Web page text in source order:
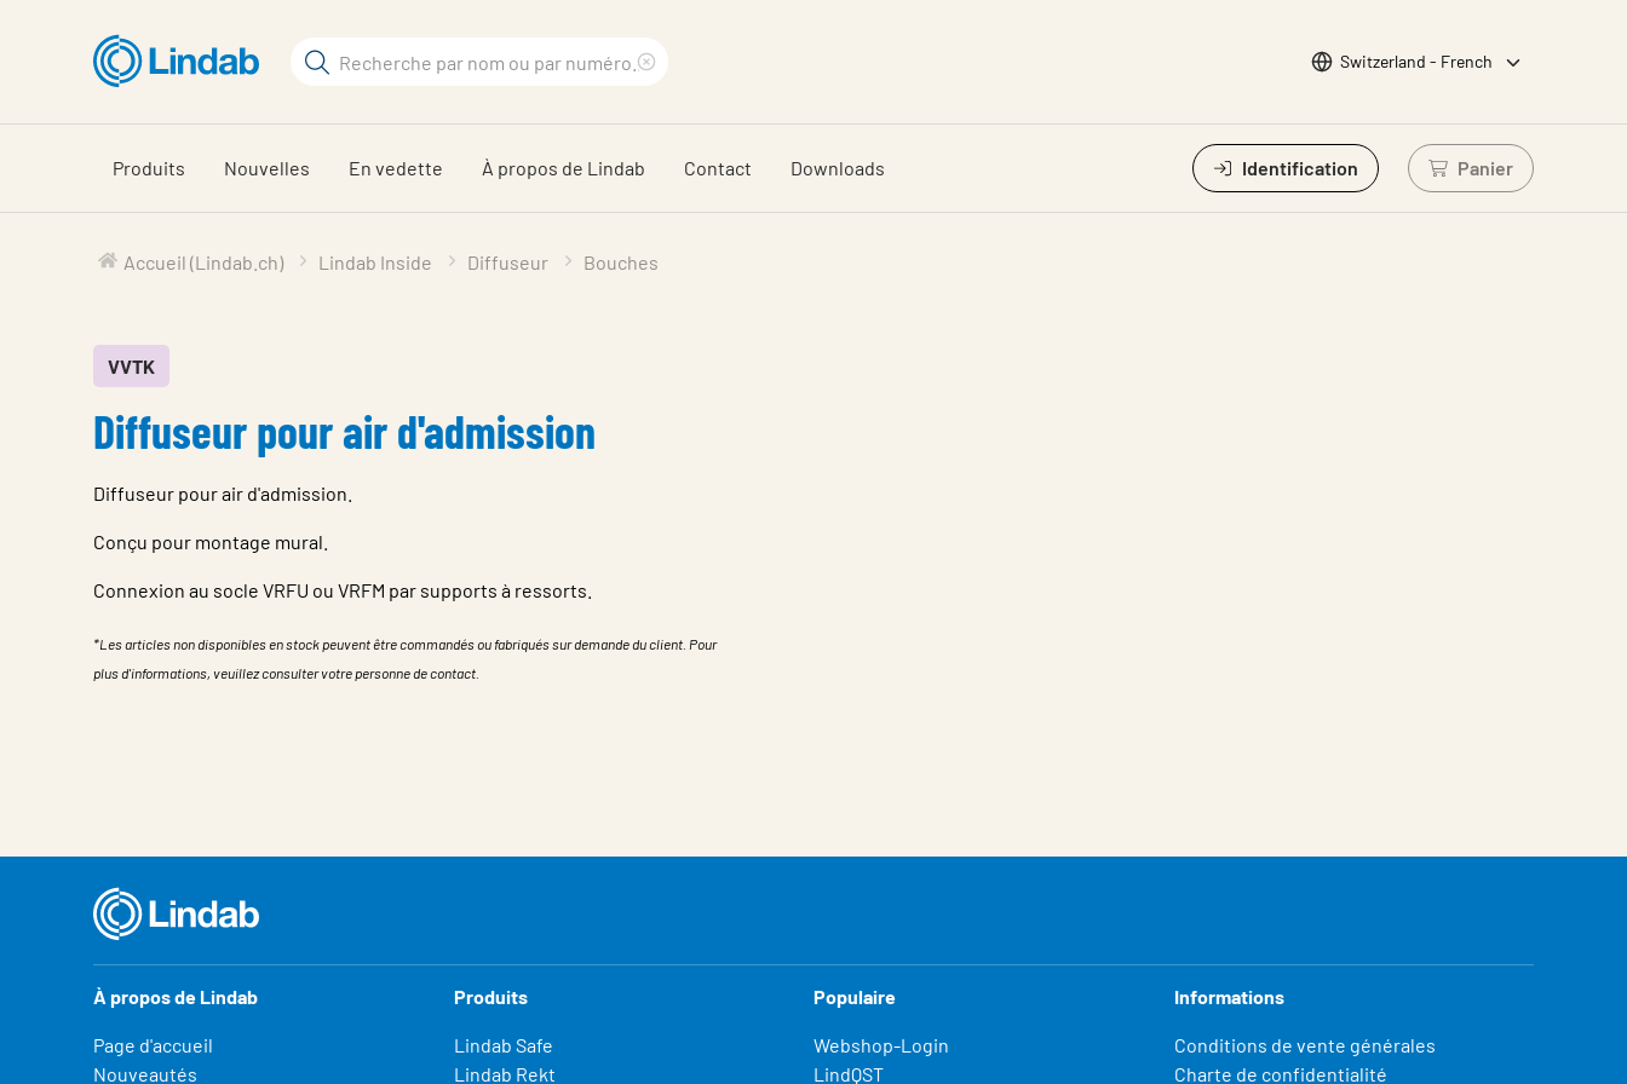
principal
Rechercher
sur
le
terme
recherché
Choisir la langue
Switzerland - French
Produits Nouvelles En vedette À propos de Lindab Contact Downloads Identification Panier
Connectez-vous
Accueil (Lindab.ch) Lindab Inside Diffuseur Bouches
VVTK
Diffuseur pour air d'admission
Diffuseur pour air d'admission.
Conçu pour montage mural.
Connexion au socle VRFU ou VRFM par supports à ressorts.
*Les articles non disponibles en stock peuvent être commandés ou fabriqués sur demande du client. Pour
plus d'informations, veuillez consulter votre personne de contact.
À propos de Lindab
Page d'accueil
Nouveautés
Produits
Lindab Safe
Lindab Rekt
Populaire
Webshop-Login
LindQST
Informations
Conditions de vente générales
Charte de confidentialité